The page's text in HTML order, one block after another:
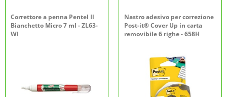
Correttore a penna Pentel Il
Bianchetto Micro 7 ml - ZL63-
WI
Nastro adesivo per correzione
Post-it® Cover Up in carta
removibile 6 righe - 658H